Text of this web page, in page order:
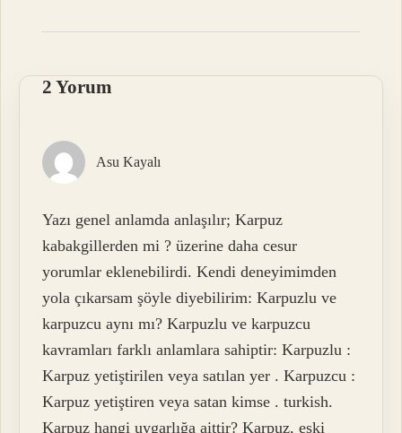
2 Yorum
Asu Kayalı
Yazı genel anlamda anlaşılır; Karpuz
kabakgillerden mi ? üzerine daha cesur
yorumlar eklenebilirdi. Kendi deneyimimden
yola çıkarsam şöyle diyebilirim: Karpuzlu ve
karpuzcu aynı mı? Karpuzlu ve karpuzcu
kavramları farklı anlamlara sahiptir: Karpuzlu :
Karpuz yetiştirilen veya satılan yer . Karpuzcu :
Karpuz yetiştiren veya satan kimse . turkish.
Karpuz hangi uygarlığa aittir? Karpuz, eski